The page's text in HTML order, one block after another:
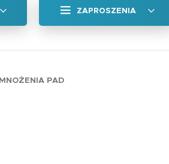
magnetyczna
ZAPROSZENIA
PAD